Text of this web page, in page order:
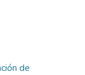
de